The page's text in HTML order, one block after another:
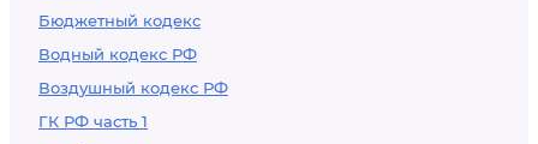
Бюджетный кодекс
Водный кодекс РФ
Воздушный кодекс РФ
ГК РФ часть 1